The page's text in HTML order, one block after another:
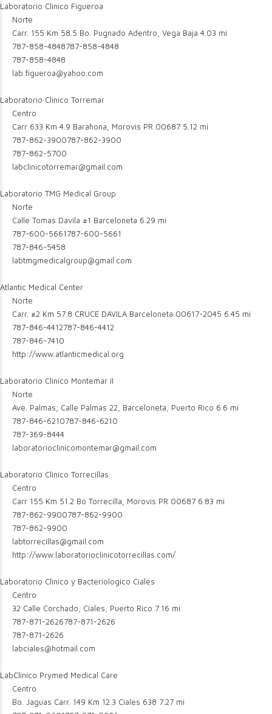
Laboratorio Clinico Figueroa
Norte
Carr. 155 Km 58.5 Bo. Pugnado Adentro, Vega Baja 4.03 mi
787-858-4848787-858-4848
787-858-4848
lab.figueroa@yahoo.com
Laboratorio Clinico Torremar
Centro
Carr 633 Km 4.9 Barahona, Morovis PR 00687 5.12 mi
787-862-3900787-862-3900
787-862-5700
labclinicotorremar@gmail.com
Laboratorio TMG Medical Group
Norte
Calle Tomas Davila #1 Barceloneta 6.29 mi
787-600-5661787-600-5661
787-846-5458
labtmgmedicalgroup@gmail.com
Atlantic Medical Center
Norte
Carr. #2 Km 57.8 CRUCE DAVILA Barceloneta 00617-2045 6.45 mi
787-846-4412787-846-4412
787-846-7410
http://www.atlanticmedical.org
Laboratorio Clinico Montemar II
Norte
Ave. Palmas, Calle Palmas 22, Barceloneta, Puerto Rico 6.6 mi
787-846-6210787-846-6210
787-369-8444
laboratorioclinicomontemar@gmail.com
Laboratorio Clinico Torrecillas
Centro
Carr 155 Km 51.2 Bo Torrecilla, Morovis PR 00687 6.83 mi
787-862-9900787-862-9900
787-862-9900
labtorrecillas@gmail.com
http://www.laboratorioclinicotorrecillas.com/
Laboratorio Clinico y Bacteriologico Ciales
Centro
32 Calle Corchado, Ciales, Puerto Rico 7.16 mi
787-871-2626787-871-2626
787-871-2626
labciales@hotmail.com
LabClinico Prymed Medical Care
Centro
Bo. Jaguas Carr. 149 Km 12.3 Ciales 638 7.27 mi